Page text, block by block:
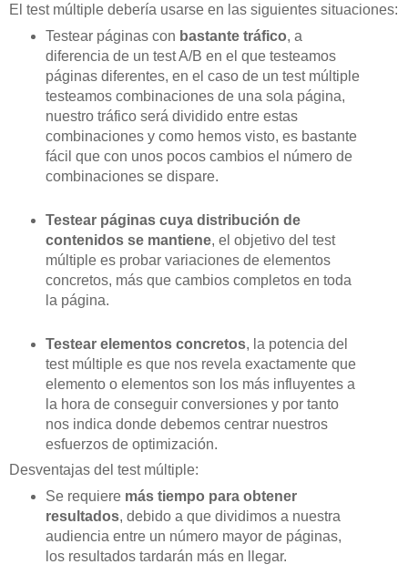
El test múltiple debería usarse en las siguientes situaciones:
Testear páginas con bastante tráfico, a
diferencia de un test A/B en el que testeamos
páginas diferentes, en el caso de un test múltiple
testeamos combinaciones de una sola página,
nuestro tráfico será dividido entre estas
combinaciones y como hemos visto, es bastante
fácil que con unos pocos cambios el número de
combinaciones se dispare.
Testear páginas cuya distribución de
contenidos se mantiene, el objetivo del test
múltiple es probar variaciones de elementos
concretos, más que cambios completos en toda
la página.
Testear elementos concretos, la potencia del
test múltiple es que nos revela exactamente que
elemento o elementos son los más influyentes a
la hora de conseguir conversiones y por tanto
nos indica donde debemos centrar nuestros
esfuerzos de optimización.
Desventajas del test múltiple:
Se requiere más tiempo para obtener
resultados, debido a que dividimos a nuestra
audiencia entre un número mayor de páginas,
los resultados tardarán más en llegar.